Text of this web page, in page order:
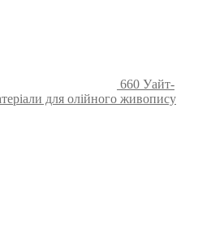
660 Уайт-
для олійного живопису